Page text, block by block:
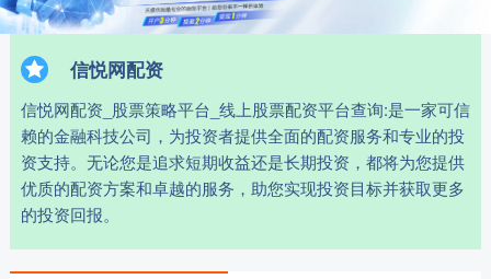
信悦网配资
信悦网配资_股票策略平台_线上股票配资平台查询:是一家可信
赖的金融科技公司，为投资者提供全面的配资服务和专业的投
资支持。无论您是追求短期收益还是长期投资，都将为您提供
优质的配资方案和卓越的服务，助您实现投资目标并获取更多
的投资回报。